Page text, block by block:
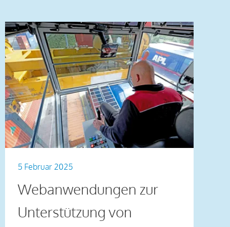
5 Februar 2025
Webanwendungen zur
Unterstützung von